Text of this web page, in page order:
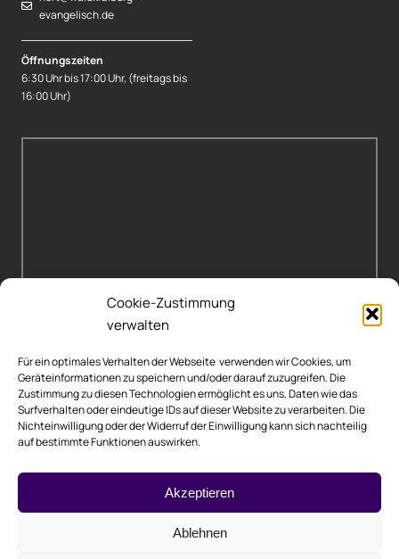
Cookie-Zustimmung
verwalten
Für ein optimales Verhalten der Webseite verwenden wir Cookies, um
Geräteinformationen zu speichern und/oder darauf zuzugreifen. Die
Zustimmung zu diesen Technologien ermöglicht es uns, Daten wie das
Surfverhalten oder eindeutige IDs auf dieser Website zu verarbeiten. Die
Nichteinwilligung oder der Widerruf der Einwilligung kann sich nachteilig
auf bestimmte Funktionen auswirken.
Akzeptieren
Ablehnen
evangelisch.de
Öffnungszeiten
6:30 Uhr bis 17:00 Uhr, (freitags bis
16:00 Uhr)
Rechtliche Hinweise